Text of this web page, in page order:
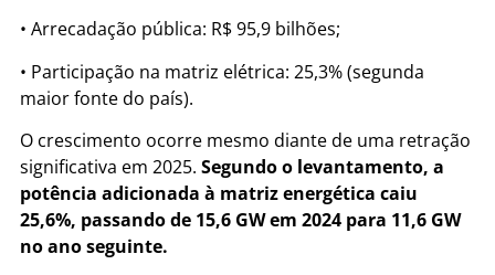
• Arrecadação pública: R$ 95,9 bilhões;
• Participação na matriz elétrica: 25,3% (segunda
maior fonte do país).
O crescimento ocorre mesmo diante de uma retração
significativa em 2025. Segundo o levantamento, a
potência adicionada à matriz energética caiu
25,6%, passando de 15,6 GW em 2024 para 11,6 GW
no ano seguinte.